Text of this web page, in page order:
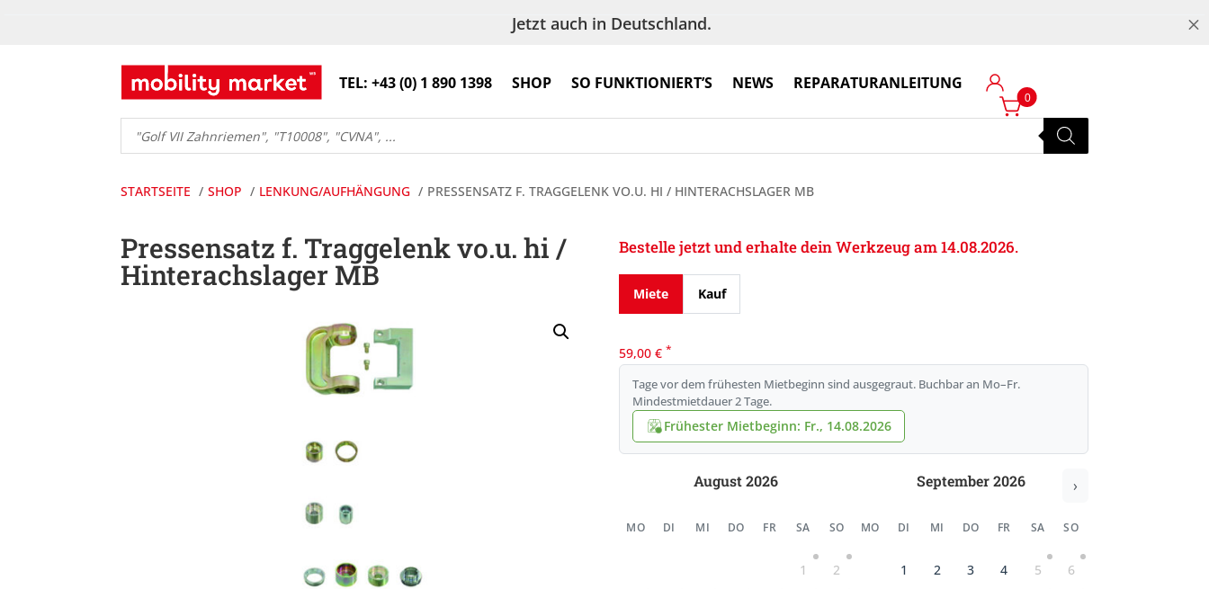
Jetzt auch in Deutschland. M
TEL: +43 (0) 1 890 1398 SHOP SO FUNKTIONIERT’S NEWS REPARATURANLEITUNG Login
0
Products
search
STARTSEITE SHOP LENKUNG/AUFHÄNGUNG PRESSENSATZ F. TRAGGELENK VO.U. HI / HINTERACHSLAGER MB
Pressensatz f. Traggelenk vo.u. hi /
Hinterachslager MB
Bestelle jetzt und erhalte dein Werkzeug am 14.08.2026.
Miete Kauf
59,00€ *
Tage vor dem frühesten Mietbeginn sind ausgegraut. Buchbar an Mo–Fr.
Mindestmietdauer 2 Tage.
Frühester Mietbeginn: Fr., 14.08.2026
August 2026
MO DI MI DO FR SA SO
1 2
September 2026 ›
MO DI MI DO FR SA SO
1 2 3 4 5 6